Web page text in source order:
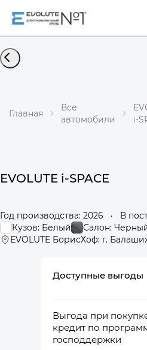
Главная
Все
автомобили
i-
EVOLUTE i-SPACE
Год производства: 2026 · В
Кузов: Белый
Салон:
EVOLUTE БорисХоф: г.
Доступные выгоды
Выгода при
кредит по
господдержки